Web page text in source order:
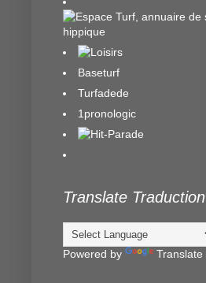
Baseturf
Turfadede
1pronologic
Translate Traduction
Powered by Translate